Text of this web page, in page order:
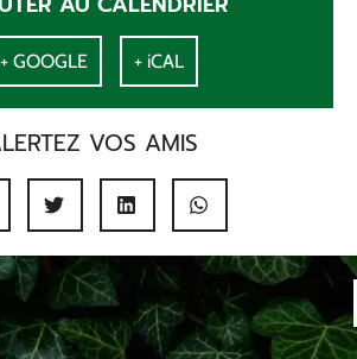
+ GOOGLE + iCAL
VOS AMIS